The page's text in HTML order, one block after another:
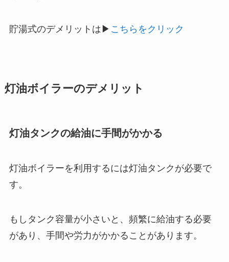
貯湯式のデメリットは▶ こちらをクリック
灯油ボイラーのデメリット
灯油タンクの給油に手間がかかる
灯油ボイラーを利用するには灯油タンクが必要で
す。
もしタンク容量が小さいと、頻繁に給油する必要
があり、手間や労力がかかることがあります。